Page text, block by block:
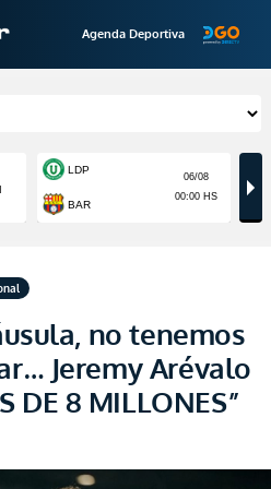
Agenda Deportiva
no tenemos
Jeremy Arévalo
DE 8 MILLONES”